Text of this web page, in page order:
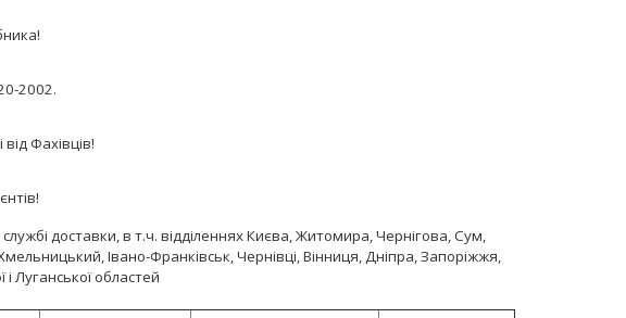
2002.
Фахівців!
доставки, в т.ч. відділеннях Києва, Житомира, Чернігова, Сум,
Івано-Франківськ, Чернівці, Вінниця, Дніпра, Запоріжжя,
Луганської областей